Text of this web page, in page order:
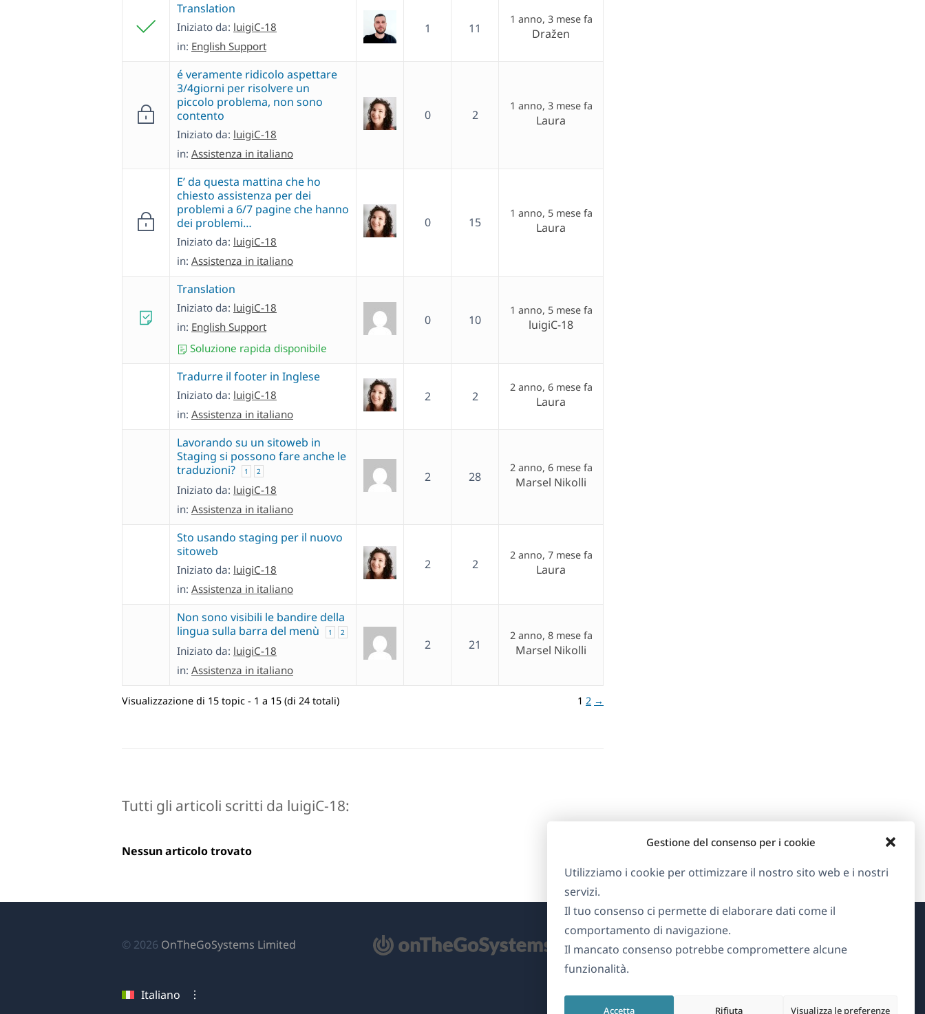
Gestione del consenso per i cookie
Utilizziamo i cookie per ottimizzare il nostro sito web e i nostri
servizi.
Il tuo consenso ci permette di elaborare dati come il
comportamento di navigazione.
Il mancato consenso potrebbe compromettere alcune
funzionalità.
Accetta Rifiuta Visualizza le preferenze
Translation
Iniziato da: luigiC-18
in: English Support
1 11
1 anno, 3 mese fa
Dražen
é veramente ridicolo aspettare
3/4giorni per risolvere un
piccolo problema, non sono
contento
Iniziato da: luigiC-18
in: Assistenza in italiano
0 2
1 anno, 3 mese fa
Laura
E’ da questa mattina che ho
chiesto assistenza per dei
problemi a 6/7 pagine che hanno
dei problemi…
Iniziato da: luigiC-18
in: Assistenza in italiano
0 15
1 anno, 5 mese fa
Laura
Translation
Iniziato da: luigiC-18
in: English Support
Soluzione rapida disponibile
0 10
1 anno, 5 mese fa
luigiC-18
Tradurre il footer in Inglese
Iniziato da: luigiC-18
in: Assistenza in italiano
2 2
2 anno, 6 mese fa
Laura
Lavorando su un sitoweb in
Staging si possono fare anche le
traduzioni?
1 2
Iniziato da: luigiC-18
in: Assistenza in italiano
2 28
2 anno, 6 mese fa
Marsel Nikolli
Sto usando staging per il nuovo
sitoweb
Iniziato da: luigiC-18
in: Assistenza in italiano
2 2
2 anno, 7 mese fa
Laura
Non sono visibili le bandire della
lingua sulla barra del menù
1 2
Iniziato da: luigiC-18
in: Assistenza in italiano
2 21
2 anno, 8 mese fa
Marsel Nikolli
Visualizzazione di 15 topic - 1 a 15 (di 24 totali) 1 2 →
Tutti gli articoli scritti da luigiC-18:
Nessun articolo trovato
© 2026 OnTheGoSystems Limited
Italiano
Informazioni su WPML